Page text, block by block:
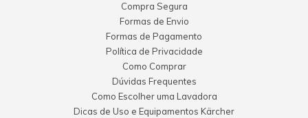
Compra Segura
Formas de Envio
Formas de Pagamento
Política de Privacidade
Como Comprar
Dúvidas Frequentes
Como Escolher uma Lavadora
Dicas de Uso e Equipamentos Kärcher